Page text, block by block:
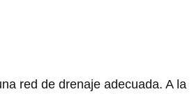
red de drenaje adecuada. A la